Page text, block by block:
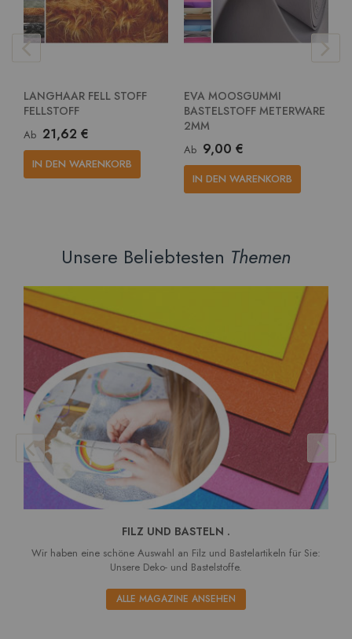
LANGHAAR FELL STOFF
FELLSTOFF
Ab 21,62 €
IN DEN WARENKORB
EVA MOOSGUMMI
BASTELSTOFF METERWARE
2MM
Ab 9,00 €
IN DEN WARENKORB
Unsere Beliebtesten Themen
FILZ UND BASTELN .
Wir haben eine schöne Auswahl an Filz und Bastelartikeln für Sie:
Unsere Deko- und Bastelstoffe.
ALLE MAGAZINE ANSEHEN